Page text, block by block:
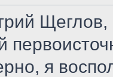
Щеглов,
я